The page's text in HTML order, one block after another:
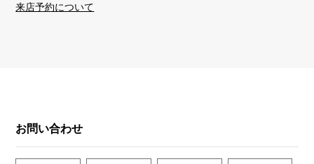
来店予約について
お問い合わせ